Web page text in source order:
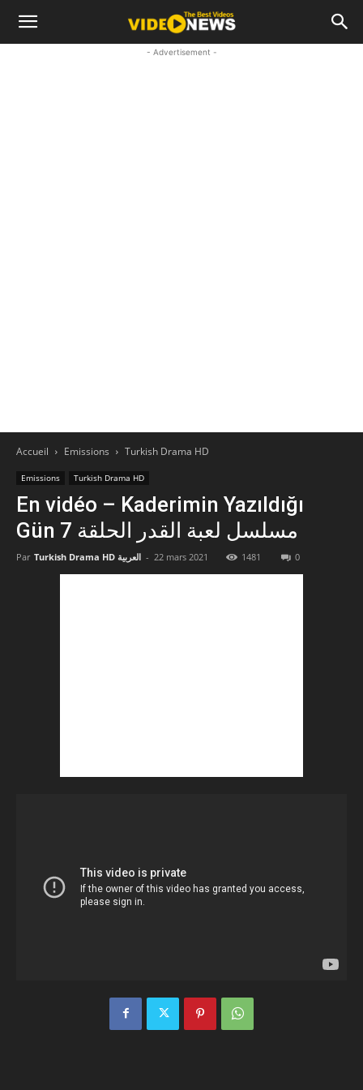
- Advertisement -
Accueil Emissions Turkish Drama HD
Emissions Turkish Drama HD
En vidéo – Kaderimin Yazıldığı
Gün مسلسل لعبة القدر الحلقة 7
Par Turkish Drama HD العربية - 22 mars 2021 1481 0